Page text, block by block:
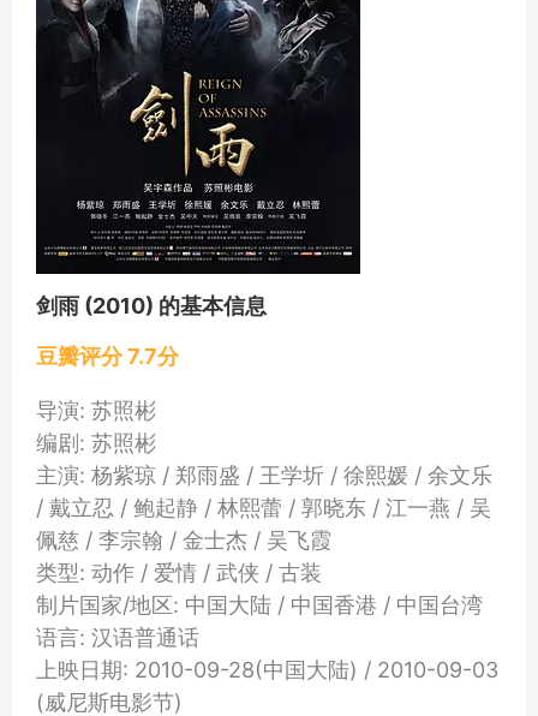
剑雨 (2010) 的基本信息
豆瓣评分 7.7分
导演: 苏照彬
编剧: 苏照彬
主演: 杨紫琼 / 郑雨盛 / 王学圻 / 徐熙媛 / 余文乐
/ 戴立忍 / 鲍起静 / 林熙蕾 / 郭晓东 / 江一燕 / 吴
佩慈 / 李宗翰 / 金士杰 / 吴飞霞
类型: 动作 / 爱情 / 武侠 / 古装
制片国家/地区: 中国大陆 / 中国香港 / 中国台湾
语言: 汉语普通话
上映日期: 2010-09-28(中国大陆) / 2010-09-03
(威尼斯电影节)